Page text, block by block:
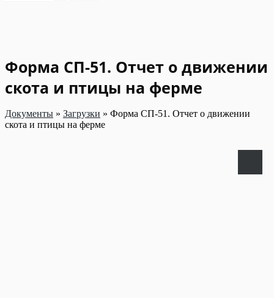
Форма СП-51. Отчет о движении
скота и птицы на ферме
Документы » Загрузки » Форма СП-51. Отчет о движении
скота и птицы на ферме